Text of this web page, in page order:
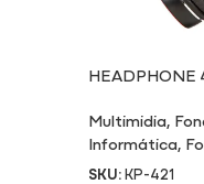
HEADPHONE
Multimidia,
Informática,
SKU:KP-421